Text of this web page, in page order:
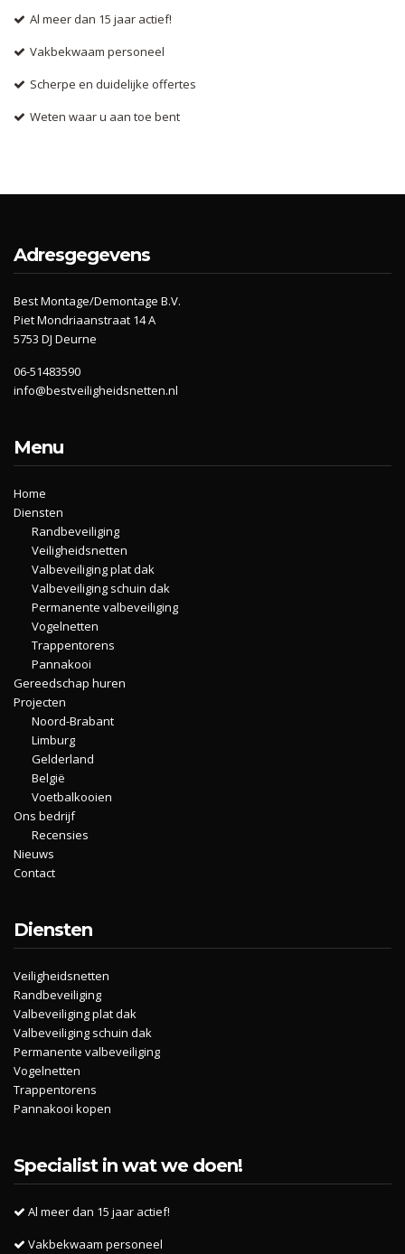
Al meer dan 15 jaar actief!
Vakbekwaam personeel
Scherpe en duidelijke offertes
Weten waar u aan toe bent
Adresgegevens
Best Montage/Demontage B.V.
Piet Mondriaanstraat 14 A
5753 DJ Deurne
06-51483590
info@bestveiligheidsnetten.nl
Menu
Home
Diensten
Randbeveiliging
Veiligheidsnetten
Valbeveiliging plat dak
Valbeveiliging schuin dak
Permanente valbeveiliging
Vogelnetten
Trappentorens
Pannakooi
Gereedschap huren
Projecten
Noord-Brabant
Limburg
Gelderland
België
Voetbalkooien
Ons bedrijf
Recensies
Nieuws
Contact
Diensten
Veiligheidsnetten
Randbeveiliging
Valbeveiliging plat dak
Valbeveiliging schuin dak
Permanente valbeveiliging
Vogelnetten
Trappentorens
Pannakooi kopen
Specialist in wat we doen!
Al meer dan 15 jaar actief!
Vakbekwaam personeel